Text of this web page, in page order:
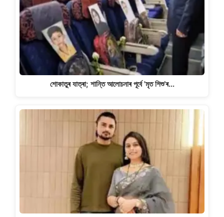
শোকাতুৰ যাত্ৰা; শান্তি আলোচনাৰ পূৰ্বে 'মৃত শিশু’ৰ…